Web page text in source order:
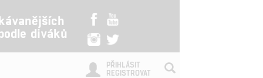
diváků
PŘIHLÁSIT
REGISTROVAT